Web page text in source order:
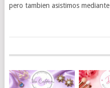
pero tambien asistimos mediante